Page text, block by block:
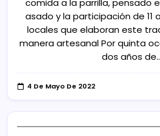
comida a la parrilla, pensado
asado y la participación de 11
locales que elaboran este
manera artesanal Por quinta
dos años
4 De Mayo De 2022